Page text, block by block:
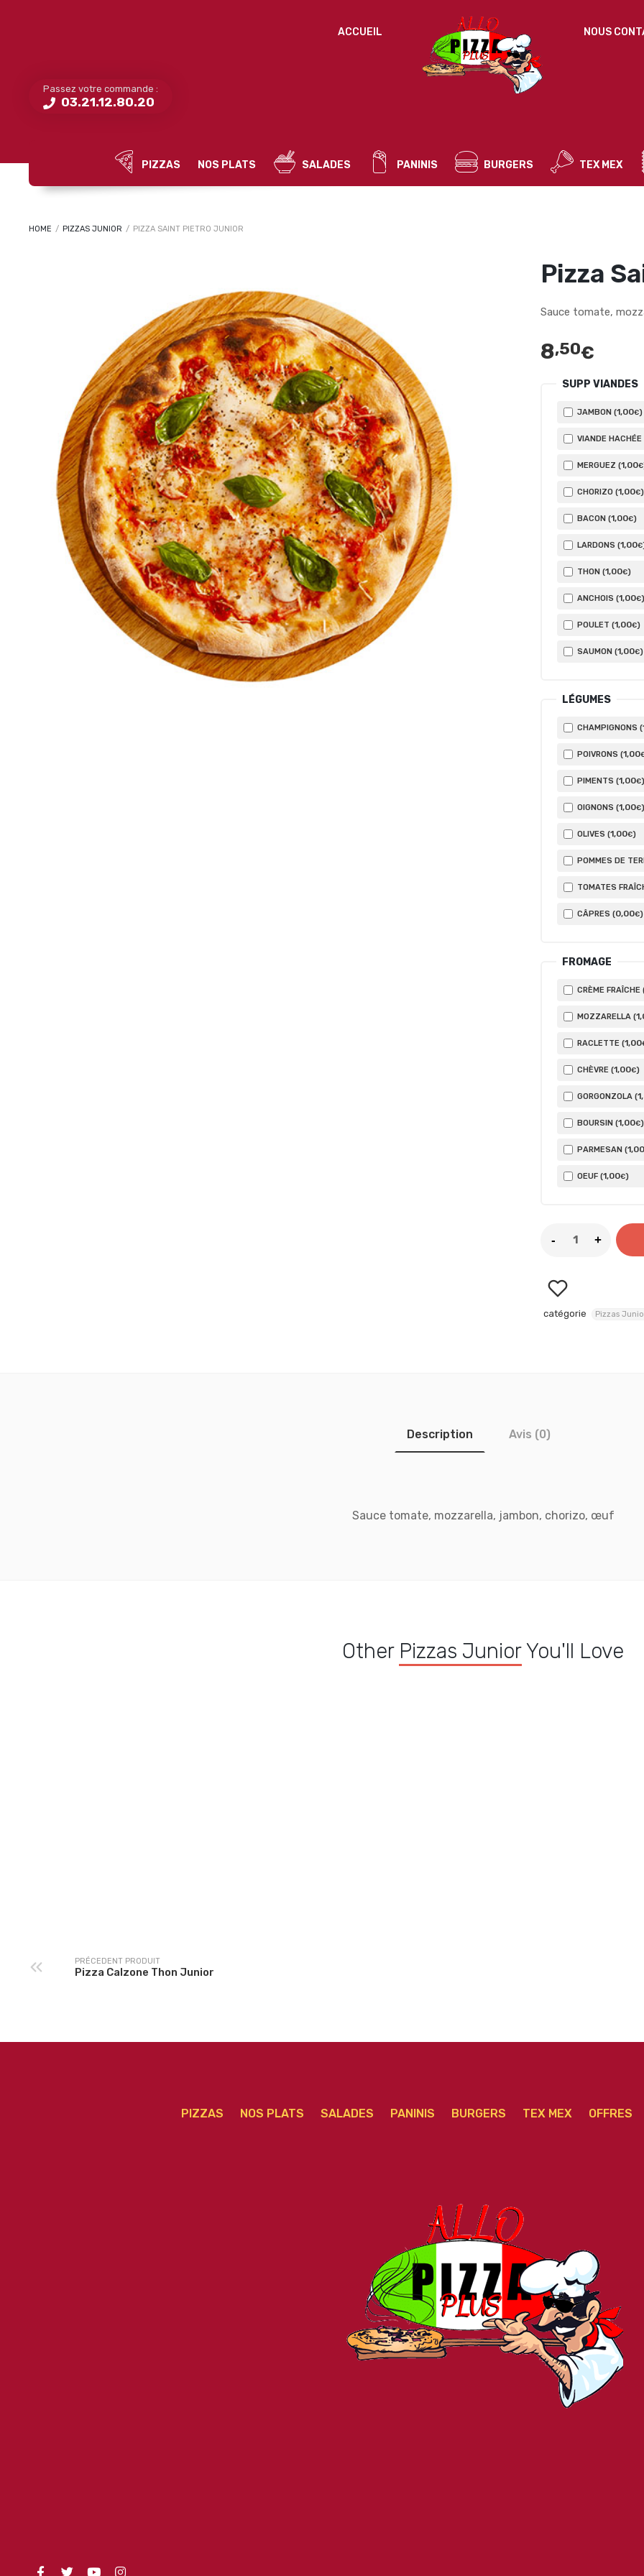
NOUS
ACCUEIL
Passez votre commande :
03.21.12.80.20
Mot de passe perdu ?
Un mot de passe sera envoyé vers votre adresse
PIZZAS NOS PLATS SALADES PANINIS BURGERS TEX MEX
HOME / PIZZAS JUNIOR / PIZZA SAINT PIETRO JUNIOR
Pizza
Sauce tomate,
8,50€
SUPP VIANDES
JAMBON (1,00€)
VIANDE HACHÉE
MERGUEZ (1,00€
CHORIZO (1,00€)
BACON (1,00€)
LARDONS (1,00€
THON (1,00€)
ANCHOIS (1,00€)
POULET (1,00€)
SAUMON (1,00€)
LÉGUMES
CHAMPIGNONS (
POIVRONS (1,00
PIMENTS (1,00€)
OIGNONS (1,00€)
OLIVES (1,00€)
POMMES DE
TOMATES
CÂPRES (0,00€)
FROMAGE
CRÈME FRAÎCHE
MOZZARELLA (1
RACLETTE (1,00
CHÈVRE (1,00€)
GORGONZOLA (1
BOURSIN (1,00€)
PARMESAN (1,00
OEUF (1,00€)
catégorie Pizzas
Description Avis (0)
Sauce tomate, mozzarella, jambon, chorizo, œuf
Other Pizzas Junior You'll Love
PRÉCEDENT PRODUIT
Pizza Calzone Thon Junior
PIZZAS NOS PLATS SALADES PANINIS BURGERS TEX MEX OFFRES